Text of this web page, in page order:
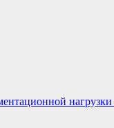
нагрузки